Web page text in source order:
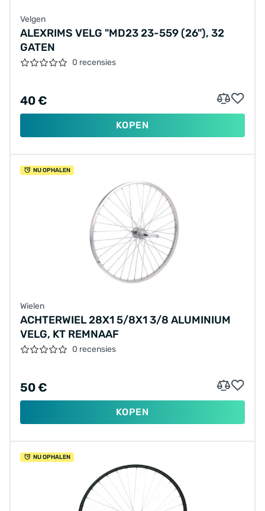
Velgen
ALEXRIMS VELG "MD23 23-559 (26"), 32
GATEN
0 recensies
40 €
KOPEN
NU OPHALEN
Wielen
ACHTERWIEL 28X1 5/8X1 3/8 ALUMINIUM
VELG, KT REMNAAF
0 recensies
50 €
KOPEN
NU OPHALEN